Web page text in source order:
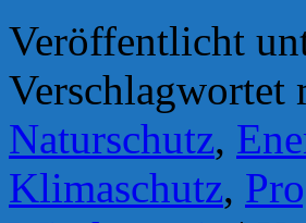
Veröffentlicht
Verschlagwortet
Naturschutz,
Klimaschutz,